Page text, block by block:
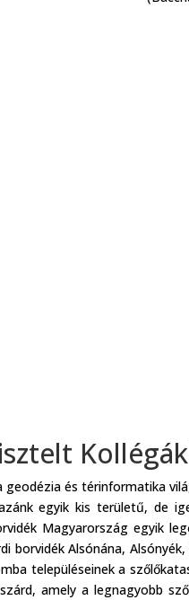
geodézia és térinformatika
egyik kis területű, de
Magyarország egyik
borvidék Alsónána,
településeinek a
amely a legnagyobb